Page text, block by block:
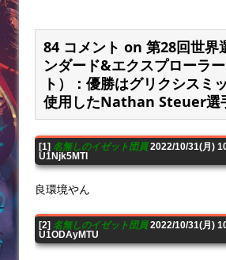
84 コメント on 第28回世界
ンダード&エクスプローラ
ト）：優勝はグリクシスミ
使用したNathan Steuer選
[1] 名無しのイゼット団員2022/10/31(月)
U1Njk5MTI
良環境やん
[2] 名無しのイゼット団員2022/10/31(月)
U1ODAyMTU